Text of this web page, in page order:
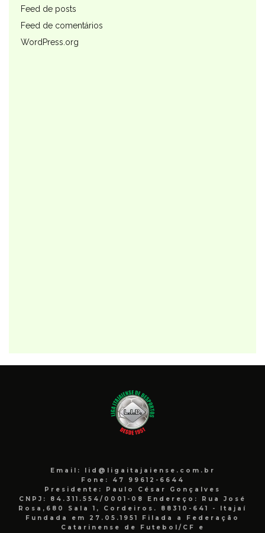
Feed de posts
Feed de comentários
WordPress.org
Email: lid@ligaitajaiense.com.br
Fone: 47 99612-6644
Presidente: Paulo César Gonçalves
CNPJ: 84.311.554/0001-08 Endereço: Rua José
Rosa,680 Sala 1, Cordeiros. 88310-641 - Itajaí
Fundada em 27.05.1951 Filada a Federação
Catarinense de Futebol/CF e